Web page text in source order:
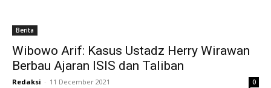
Berita
Wibowo Arif: Kasus Ustadz Herry Wirawan
Berbau Ajaran ISIS dan Taliban
Redaksi - 11 December 2021 0